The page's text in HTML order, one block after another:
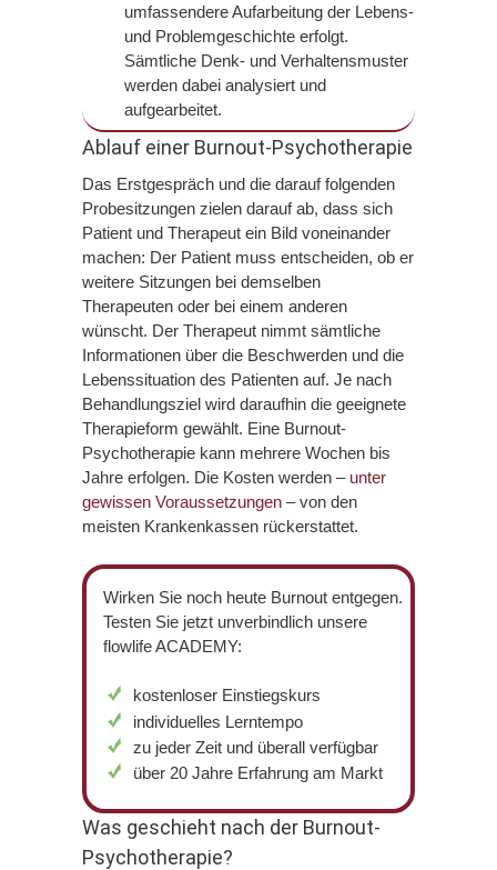
umfassendere Aufarbeitung der Lebens-
und Problemgeschichte erfolgt.
Sämtliche Denk- und Verhaltensmuster
werden dabei analysiert und
aufgearbeitet.
Ablauf einer Burnout-Psychotherapie
Das Erstgespräch und die darauf folgenden
Probesitzungen zielen darauf ab, dass sich
Patient und Therapeut ein Bild voneinander
machen: Der Patient muss entscheiden, ob er
weitere Sitzungen bei demselben
Therapeuten oder bei einem anderen
wünscht. Der Therapeut nimmt sämtliche
Informationen über die Beschwerden und die
Lebenssituation des Patienten auf. Je nach
Behandlungsziel wird daraufhin die geeignete
Therapieform gewählt. Eine Burnout-
Psychotherapie kann mehrere Wochen bis
Jahre erfolgen. Die Kosten werden – unter
gewissen Voraussetzungen – von den
meisten Krankenkassen rückerstattet.
Wirken Sie noch heute Burnout entgegen.
Testen Sie jetzt unverbindlich unsere
flowlife ACADEMY:
kostenloser Einstiegskurs
individuelles Lerntempo
zu jeder Zeit und überall verfügbar
über 20 Jahre Erfahrung am Markt
Was geschieht nach der Burnout-
Psychotherapie?